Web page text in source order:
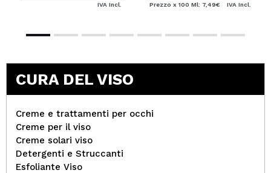
IVA Incl. Prezzo x 100 Ml: 7,49€ IVA Incl.
CURA DEL VISO
Creme e trattamenti per occhi
Creme per il viso
Creme solari viso
Detergenti e Struccanti
Esfoliante Viso